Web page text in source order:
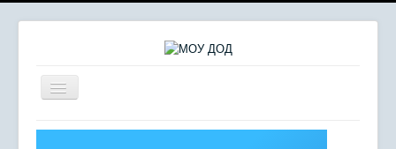
Включить/
выключить
Главная